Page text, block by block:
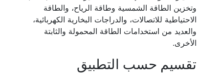
وتخزين الطاقة الشمسية وطاقة الرياح، والطاقة
الاحتياطية للاتصالات، والدراجات البخارية الكهربائية،
والعديد من استخدامات الطاقة المحمولة والثابتة
الأخرى.
تقسيم حسب التطبيق